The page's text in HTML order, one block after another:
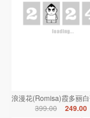
浪漫花(Romisa)霞多丽
399.00
249.00